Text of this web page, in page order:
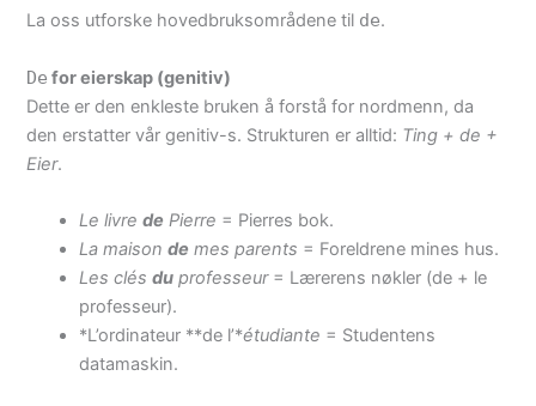
La oss utforske hovedbruksområdene til de.
De for eierskap (genitiv)
Dette er den enkleste bruken å forstå for nordmenn, da
den erstatter vår genitiv-s. Strukturen er alltid: Ting + de +
Eier.
Le livrede Pierre = Pierres bok.
La maisonde mes parents = Foreldrene mines hus.
Les clésdu professeur= Lærerens nøkler (de + le
professeur).
*L’ordinateur **de l’*étudiante = Studentens
datamaskin.